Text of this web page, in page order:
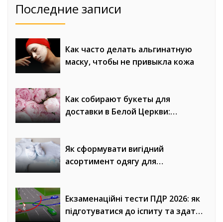
Последние записи
Как часто делать альгинатную
маску, чтобы не привыкла кожа
Как собирают букеты для
доставки в Белой Церкви:
Як сформувати вигідний
асортимент одягу для
Екзаменаційні тести ПДР 2026: як
підготуватися до іспиту та здати